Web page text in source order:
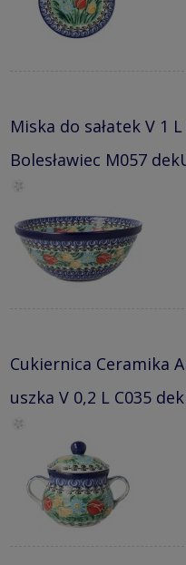
Miska do sałatek V 1
Bolesławiec M057
Cukiernica Ceramika
uszka V 0,2 L C035